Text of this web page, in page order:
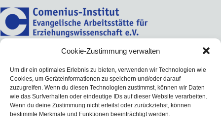
Cookie-Zustimmung verwalten
Um dir ein optimales Erlebnis zu bieten, verwenden wir Technologien wie
Cookies, um Geräteinformationen zu speichern und/oder darauf
zuzugreifen. Wenn du diesen Technologien zustimmst, können wir Daten
wie das Surfverhalten oder eindeutige IDs auf dieser Website verarbeiten.
Wenn du deine Zustimmung nicht erteilst oder zurückziehst, können
bestimmte Merkmale und Funktionen beeinträchtigt werden.